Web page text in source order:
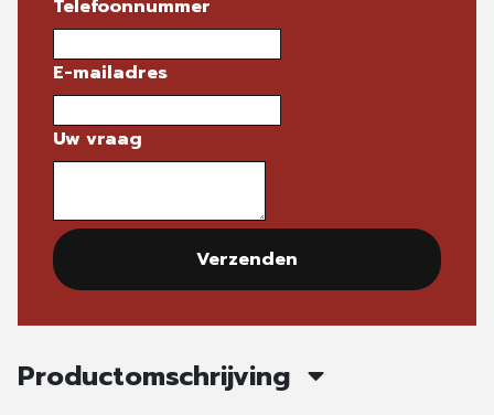
Telefoonnummer
E-mailadres
Uw vraag
Verzenden
Productomschrijving